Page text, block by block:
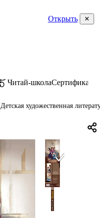
Открыть
Читай-школаСертификаты
Детская художественная